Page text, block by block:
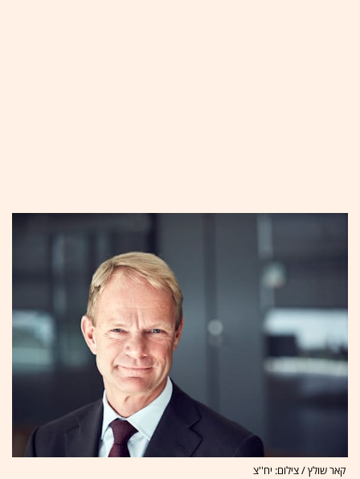
קאר שולץ / צילום: יח''צ